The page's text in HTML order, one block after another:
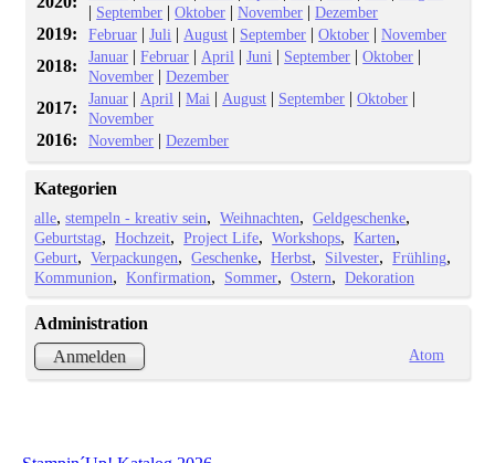
| September |Oktober |November |Dezember
2019: Februar |Juli |August | September |Oktober |November
2018: Januar |Februar |April |Juni | September |Oktober |
November |Dezember
2017: Januar |April |Mai |August | September |Oktober |
November
2016: November |Dezember
Kategorien
alle stempeln - kreativ sein Weihnachten
Geldgeschenke
Geburtstag
Hochzeit Project Life Workshops
Karten
Geburt
Verpackungen Geschenke Herbst Silvester
Frühling
Kommunion
Konfirmation Sommer Ostern Dekoration
Administration
Anmelden
Atom